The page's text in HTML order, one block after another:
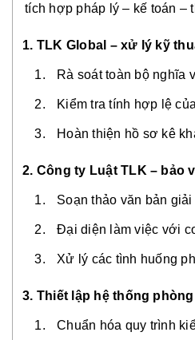
tích hợp pháp lý – kế toán –
1. TLK Global – xử lý kỹ
Rà soát toàn bộ nghĩa
Kiểm tra tính hợp lệ
Hoàn thiện hồ sơ kê
2. Công ty Luật TLK – bảo
Soạn thảo văn bản giải
Đại diện làm việc với
Xử lý các tình huống
3. Thiết lập hệ thống
Chuẩn hóa quy trình